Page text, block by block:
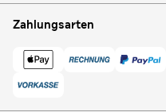
Zahlungsarten